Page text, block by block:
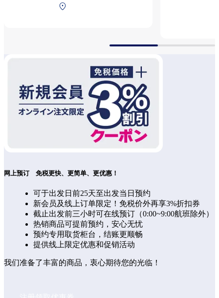
网上预订　免税更快、更简单、更优惠！
可于出发日前25天至出发当日预约
新会员及线上订单限定！免税价外再享3%折扣券
截止出发前三小时可在线预订（0:00~9:00航班除外）
热销商品可提前预约，安心无忧
预约专用取货柜台，结账更顺畅
提供线上限定优惠和促销活动
我们准备了丰富的商品，衷心期待您的光临！